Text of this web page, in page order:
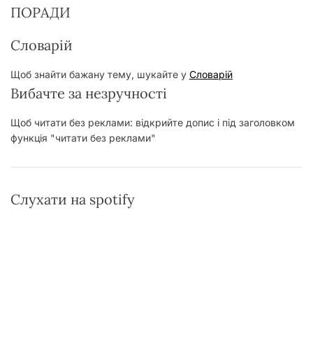
ПОРАДИ
Словарій
Щоб знайти бажану тему, шукайте у Словарій
Вибачте за незручності
Щоб читати без реклами: відкрийте допис і під заголовком
функція "читати без реклами"
Слухати на spotify